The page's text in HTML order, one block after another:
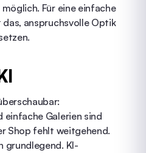
Für eine einfache
anspruchsvolle Optik
einfache Galerien sind
Shop fehlt weitgehend.
grundlegend. KI-